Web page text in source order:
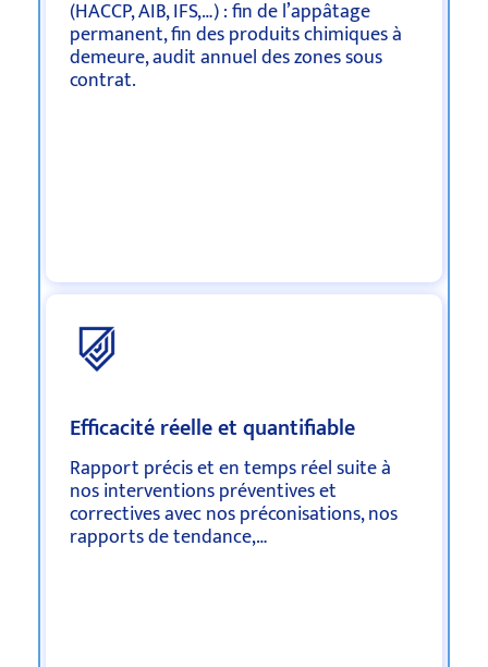
(HACCP, AIB, IFS,…) : fin de l’appâtage
permanent, fin des produits chimiques à
demeure, audit annuel des zones sous
contrat.
Efficacité réelle et quantifiable
Rapport précis et en temps réel suite à
nos interventions préventives et
correctives avec nos préconisations, nos
rapports de tendance,…